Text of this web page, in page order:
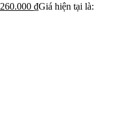
260.000 ₫Giá hiện tại là: